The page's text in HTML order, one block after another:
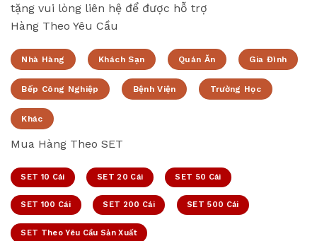
tặng vui lòng liên hệ để được hỗ trợ
Hàng Theo Yêu Cầu
Nhà Hàng Khách Sạn Quán Ăn Gia Đình
Bếp Công Nghiệp Bệnh Viện Trường Học
Khác
Mua Hàng Theo SET
SET 10 Cái SET 20 Cái SET 50 Cái
SET 100 Cái SET 200 Cái SET 500 Cái
SET Theo Yêu Cầu Sản Xuất